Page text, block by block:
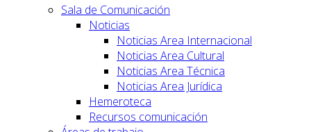
Sala de Comunicación
Noticias
Noticias Area Internacional
Noticias Area Cultural
Noticias Area Técnica
Noticias Area Jurídica
Hemeroteca
Recursos comunicación